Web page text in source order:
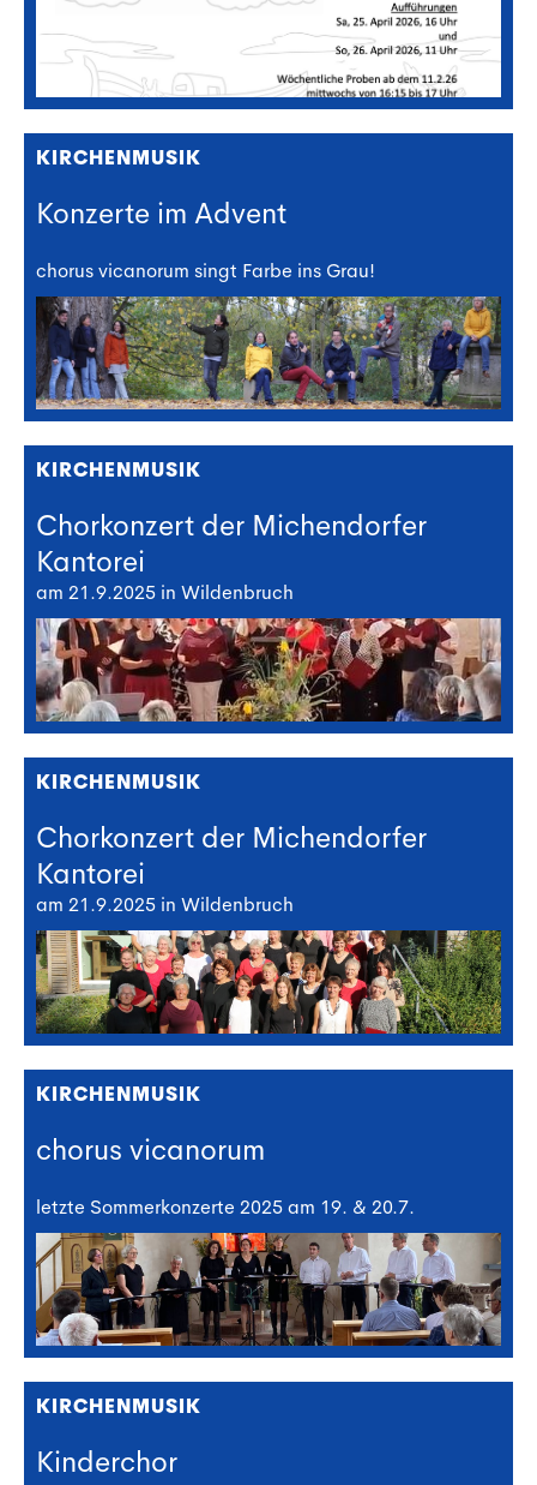
KIRCHENMUSIK
Konzerte im Advent
chorus vicanorum singt Farbe ins Grau!
KIRCHENMUSIK
Chorkonzert der Michendorfer
Kantorei
am 21.9.2025 in Wildenbruch
KIRCHENMUSIK
Chorkonzert der Michendorfer
Kantorei
am 21.9.2025 in Wildenbruch
KIRCHENMUSIK
chorus vicanorum
letzte Sommerkonzerte 2025 am 19. & 20.7.
KIRCHENMUSIK
Kinderchor